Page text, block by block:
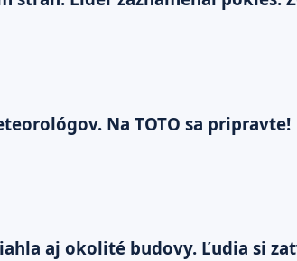
Na TOTO sa pripravte!
aj okolité budovy. Ľudia si